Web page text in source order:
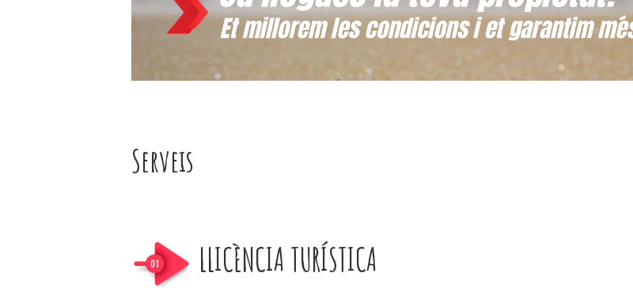
Serveis
LLICÈNCIA TURÍSTICA